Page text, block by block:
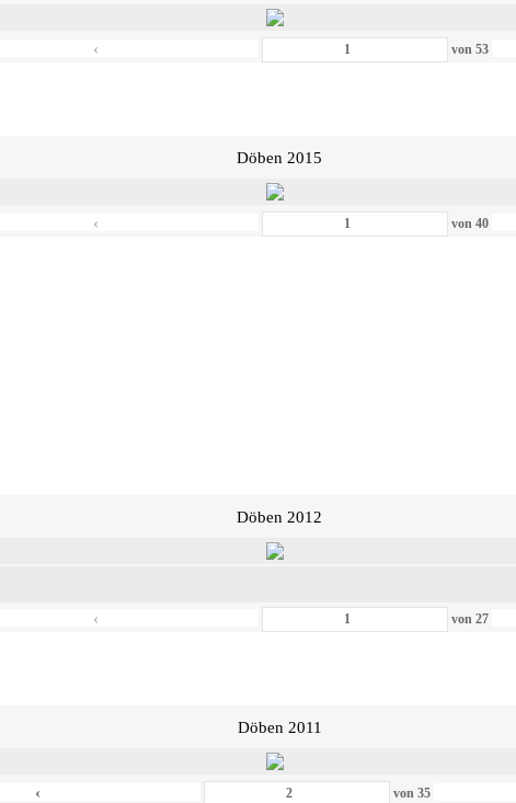
‹ von53
Döben 2015
‹ von40
Döben 2012
‹ von27
Döben 2011
‹ von35